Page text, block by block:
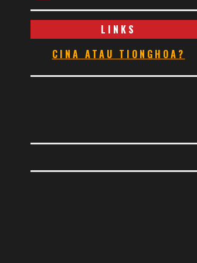
LINKS
CINA ATAU TIONGHOA?